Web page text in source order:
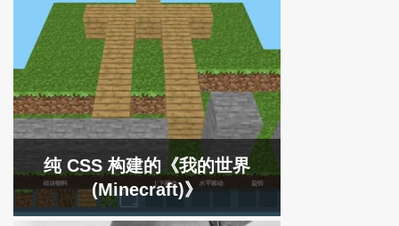
纯 CSS 构建的《我的世界
(Minecraft)》